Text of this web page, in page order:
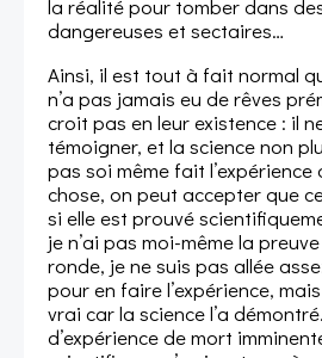
la réalité pour tomber dans
dangereuses et sectaires…
Ainsi, il est tout à fait normal
n’a pas jamais eu de rêves
croit pas en leur existence : il
témoigner, et la science non
pas soi même fait l’expérience
chose, on peut accepter que
si elle est prouvé
je n’ai pas moi-même la
ronde, je ne suis pas allée
pour en faire l’expérience,
vrai car la science l’a
d’expérience de mort